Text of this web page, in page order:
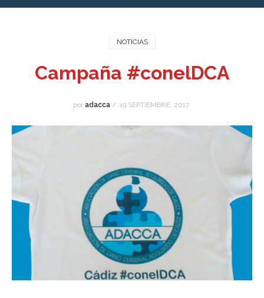
NOTICIAS
Campaña #conelDCA
por adacca / 19 SEPTIEMBRE, 2017